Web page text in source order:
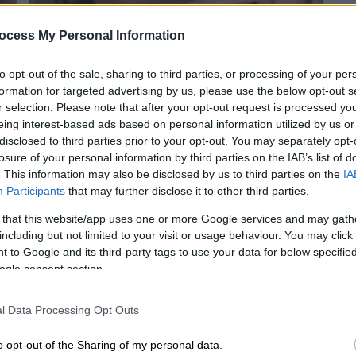
My Personal Information
opt-out of the sale, sharing to third parties, or processing of your
for targeted advertising by us, please use the below opt-out
selection. Please note that after your opt-out request is processed
interest-based ads based on personal information utilized by us
to third parties prior to your opt-out. You may separately
of your personal information by third parties on the IAB’s list of
This information may also be disclosed by us to third parties on the
Participants that may further disclose it to other third parties.
that this website/app uses one or more Google services and may
but not limited to your visit or usage behaviour. You may
to Google and its third-party tags to use your data for below
consent section.
Data Processing Opt Outs
opt-out of the Sharing of my personal data.
το ΕΘΝΟΣ στη Google
προ των πυλών. ΗLady Gagaκαι ηΣελίν
για μία μοναδική εμφάνιση στην
την ερχόμενη Παρασκευή στο Παρίσι.
Από το λιτό τελετουργικό της